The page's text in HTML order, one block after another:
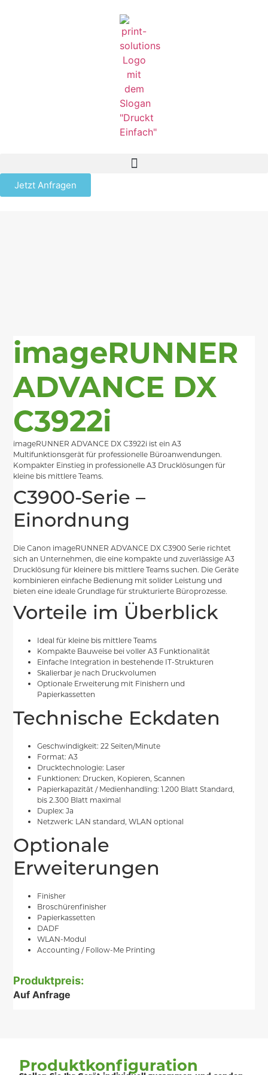
Jetzt Anfragen
imageRUNNER
ADVANCE DX
C3922i
imageRUNNER ADVANCE DX C3922i ist ein A3
Multifunktionsgerät für professionelle Büroanwendungen.
Kompakter Einstieg in professionelle A3 Drucklösungen für
kleine bis mittlere Teams.
C3900-Serie –
Einordnung
Die Canon imageRUNNER ADVANCE DX C3900 Serie richtet
sich an Unternehmen, die eine kompakte und zuverlässige A3
Drucklösung für kleinere bis mittlere Teams suchen. Die Geräte
kombinieren einfache Bedienung mit solider Leistung und
bieten eine ideale Grundlage für strukturierte Büroprozesse.
Vorteile im Überblick
Ideal für kleine bis mittlere Teams
Kompakte Bauweise bei voller A3 Funktionalität
Einfache Integration in bestehende IT-Strukturen
Skalierbar je nach Druckvolumen
Optionale Erweiterung mit Finishern und
Papierkassetten
Technische Eckdaten
Geschwindigkeit: 22 Seiten/Minute
Format: A3
Drucktechnologie: Laser
Funktionen: Drucken, Kopieren, Scannen
Papierkapazität / Medienhandling: 1.200 Blatt Standard,
bis 2.300 Blatt maximal
Duplex: Ja
Netzwerk: LAN standard, WLAN optional
Optionale
Erweiterungen
Finisher
Broschürenfinisher
Papierkassetten
DADF
WLAN-Modul
Accounting / Follow-Me Printing
Produktpreis:
Auf Anfrage
Produktkonfiguration